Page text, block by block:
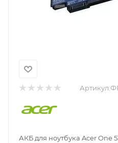
Артикул:
АКБ для ноутбука Acer One